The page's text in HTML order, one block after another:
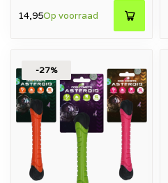
14,95Op voorraad
-27%